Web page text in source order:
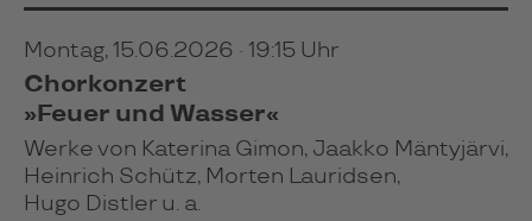
Montag, 15.06.2026 · 19:15 Uhr
Chorkonzert
»Feuer und Wasser«
Werke von Katerina Gimon, Jaakko Mäntyjärvi,
Heinrich Schütz, Morten Lauridsen,
Hugo Distler u. a.